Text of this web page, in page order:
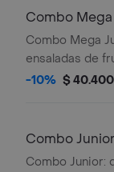
Combo
Combo Mega
ensaladas de
fresa, durazno,
-10% $ 40.400
Combo Junior
Combo Junior: